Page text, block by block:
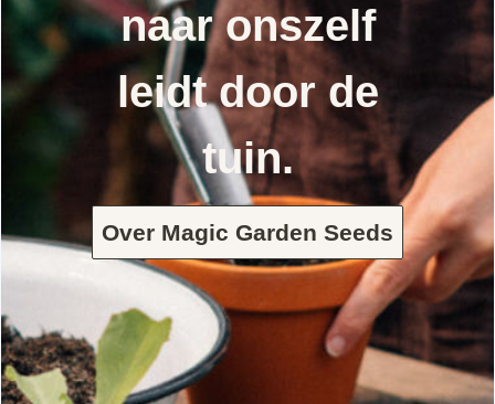
naar onszelf
leidt door de
tuin.
Over Magic Garden Seeds